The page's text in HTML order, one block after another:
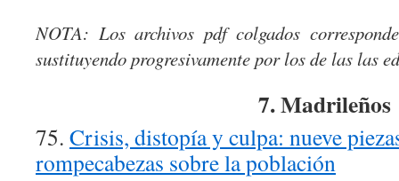
NOTA: Los archivos pdf colgados
sustituyendo progresivamente por los de las las
7. Madrileños
75. Crisis, distopía y culpa: nueve
rompecabezas sobre la población